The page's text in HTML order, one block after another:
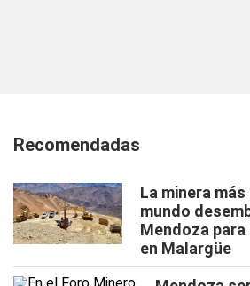
Recomendadas
La minera más
mundo
Mendoza
en Malargüe